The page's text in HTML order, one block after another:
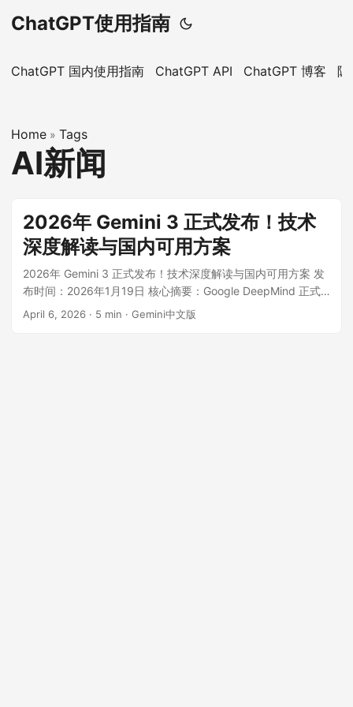
ChatGPT使用指南
ChatGPT 国内使用指南 ChatGPT API ChatGPT 博客
Home » Tags
AI新闻
2026年 Gemini 3 正式发布！技术
深度解读与国内可用方案
2026年 Gemini 3 正式发布！技术深度解读与国内可用方案 发
布时间：2026年1月19日 核心摘要：Google DeepMind 正式
推出 Gemini 3。这不仅仅是一次版本号的迭代，更是 AI 从“被
April 6, 2026 · 5 min · Gemini中文版